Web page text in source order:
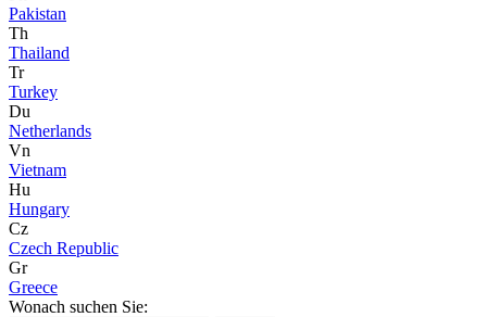
Pakistan
Th
Thailand
Tr
Turkey
Du
Netherlands
Vn
Vietnam
Hu
Hungary
Cz
Czech Republic
Gr
Greece
Wonach suchen Sie: